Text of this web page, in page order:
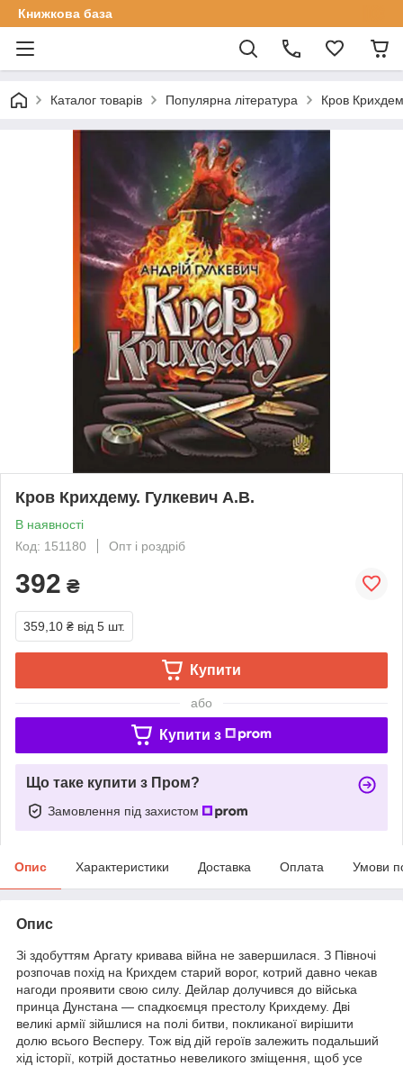
Книжкова база
Каталог товарів Популярна література Кров
Кров Крихдему. Гулкевич А.В.
В наявності
Код: 151180
Опт і роздріб
392 ₴
359,10 ₴ від 5 шт.
Купити
або
Купити з
Що таке купити з Пром?
Замовлення під захистом
Опис Характеристики Доставка Оплата Умови
Опис
Зі здобуттям Аргату кривава війна не завершилася. З Півночі
розпочав похід на Крихдем старий ворог, котрий давно чекав
нагоди проявити свою силу. Дейлар долучився до війська
принца Дунстана — спадкоємця престолу Крихдему. Дві
великі армії зійшлися на полі битви, покликаної вирішити
долю всього Весперу. Тож від дій героїв залежить подальший
хід історії, котрій достатньо невеликого зміщення, щоб усе